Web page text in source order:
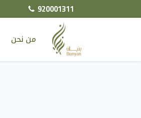
920001311
من نحن